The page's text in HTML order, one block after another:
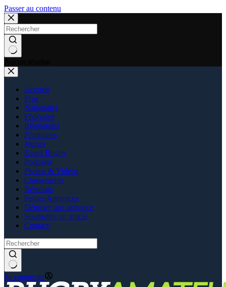
Passer au contenu
Accueil
Pros
Nationales
Fédérales
Régionales
Féminines
Jeunes
Esprit Rugby
Podcasts
Photos & Vidéos
Classements
Résultats
Petites Annonces
Déposer une annonce
Soumettre un article
Contact
Se connecter